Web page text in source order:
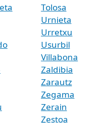
Tolosa
Urnieta
Urretxu
Usurbil
Villabona
Zaldibia
Zarautz
Zegama
Zerain
Zestoa